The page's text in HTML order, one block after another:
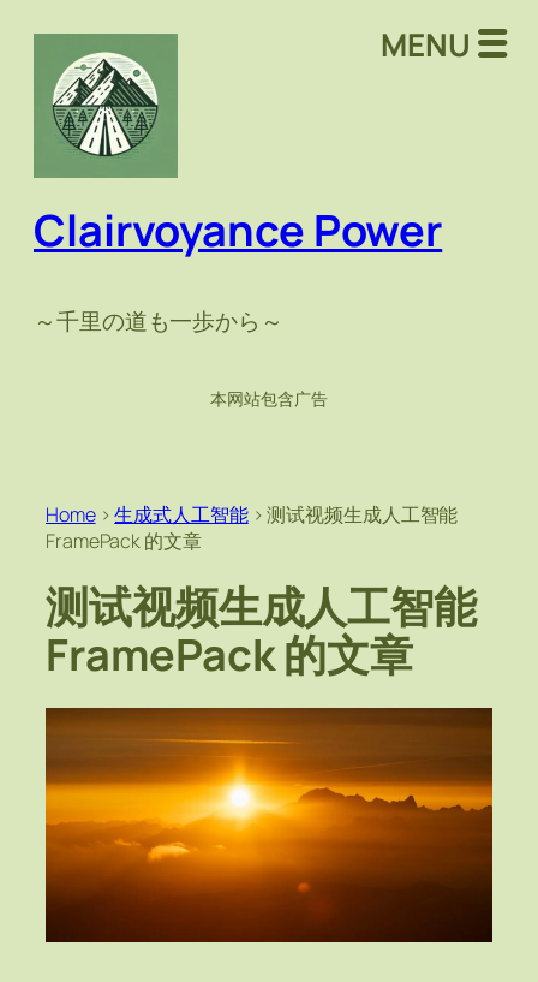
Clairvoyance Power
～千里の道も一歩から～
本网站包含广告
Home>生成式人工智能>测试视频生成人工智能
FramePack 的文章
测试视频生成人工智能
FramePack 的文章
MENU